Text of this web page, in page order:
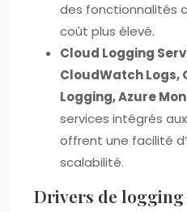
des fonctionnalités
coût plus élevé.
Cloud Logging
CloudWatch Logs,
Logging, Azure
services intégrés
offrent une facilité
scalabilité.
Drivers de